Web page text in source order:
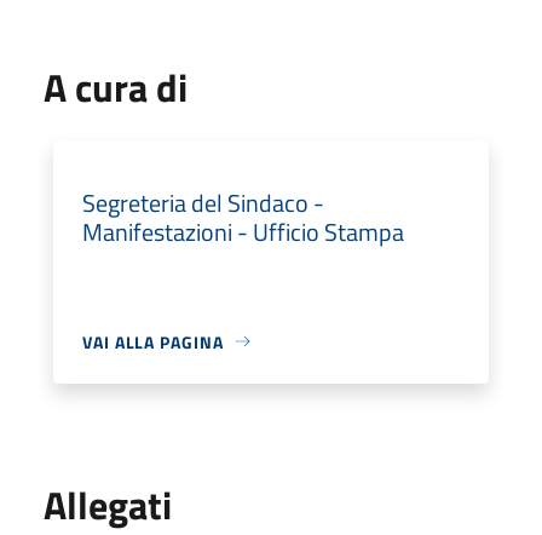
A cura di
Segreteria del Sindaco -
Manifestazioni - Ufficio Stampa
VAI ALLA PAGINA
Allegati